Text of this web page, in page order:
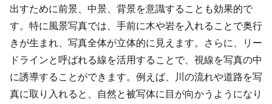
出すために前景、中景、背景を意識することも効果的で
す。特に風景写真では、手前に木や岩を入れることで奥行
きが生まれ、写真全体が立体的に見えます。さらに、リー
ドラインと呼ばれる線を活用することで、視線を写真の中
に誘導することができます。例えば、川の流れや道路を写
真に取り入れると、自然と被写体に目が向かうようになり